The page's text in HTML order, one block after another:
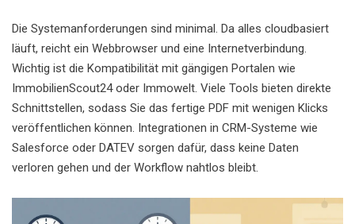
Die Systemanforderungen sind minimal. Da alles cloudbasiert
läuft, reicht ein Webbrowser und eine Internetverbindung.
Wichtig ist die Kompatibilität mit gängigen Portalen wie
ImmobilienScout24 oder Immowelt. Viele Tools bieten direkte
Schnittstellen, sodass Sie das fertige PDF mit wenigen Klicks
veröffentlichen können. Integrationen in CRM-Systeme wie
Salesforce oder DATEV sorgen dafür, dass keine Daten
verloren gehen und der Workflow nahtlos bleibt.